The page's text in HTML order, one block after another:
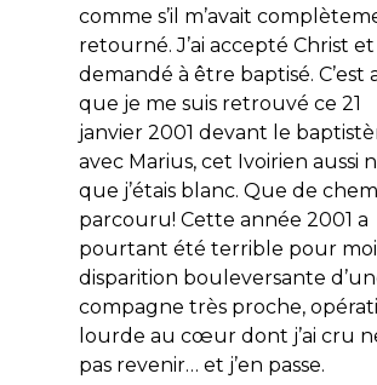
comme s’il m’avait
retourné. J’ai accepté Christ et
demandé à être baptisé. C’est
que je me suis retrouvé ce 21
janvier 2001 devant le
avec Marius, cet Ivoirien aussi
que j’étais blanc. Que de
parcouru! Cette année 2001 a
pourtant été terrible pour
disparition bouleversante
compagne très proche,
lourde au cœur dont j’ai cru
pas revenir… et j’en passe.